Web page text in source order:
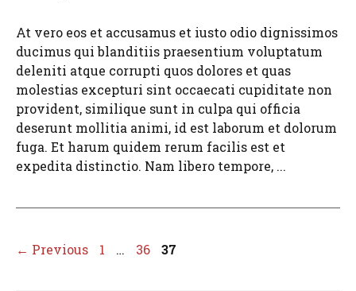
At vero eos et accusamus et iusto odio dignissimos
ducimus qui blanditiis praesentium voluptatum
deleniti atque corrupti quos dolores et quas
molestias excepturi sint occaecati cupiditate non
provident, similique sunt in culpa qui officia
deserunt mollitia animi, id est laborum et dolorum
fuga. Et harum quidem rerum facilis est et
expedita distinctio. Nam libero tempore, ...
← Previous Page
1 … Page
36 Page
37